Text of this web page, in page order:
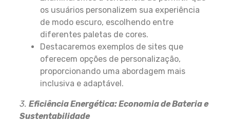
os usuários personalizem sua experiência
de modo escuro, escolhendo entre
diferentes paletas de cores.
Destacaremos exemplos de sites que
oferecem opções de personalização,
proporcionando uma abordagem mais
inclusiva e adaptável.
3. Eficiência Energética: Economia de Bateria e
Sustentabilidade